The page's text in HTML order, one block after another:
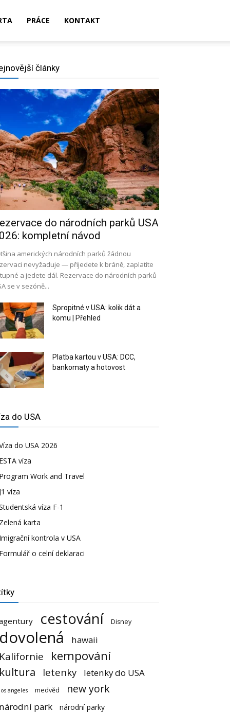
PRÁCE KONTAKT
články
do národních parků USA
kompletní návod
amerických národních parků žádnou
nevyžaduje — přijedete k bráně, zaplatíte
a jedete dál. Rezervace do národních parků
se v sezóně...
Spropitné v USA: kolik dát a
komu | Přehled
Platba kartou v USA: DCC,
bankomaty a hotovost
do USA
do USA 2026
víza
Work and Travel
víza
víza F-1
karta
kontrola v USA
o celní deklaraci
cestování Disney
hawaii
kempování
letenky letenky do USA
angeles medvěd new york
park
národní parky